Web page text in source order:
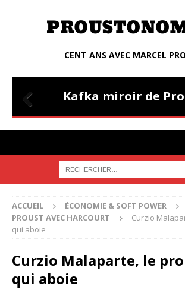
CENT ANS AVEC MARCEL
Kafka miroir de
Prev
ious
ACCUEIL ÉCONOMIE & SOFT POWER
PROUST AVEC HARCOURT
Curzio
qui aboie
Curzio Malaparte, le
qui aboie